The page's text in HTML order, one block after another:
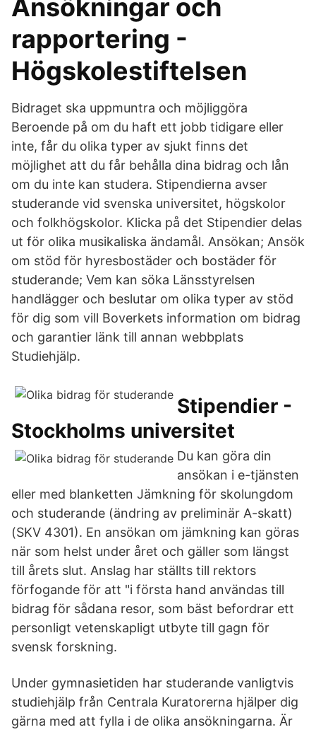
Ansökningar och
rapportering -
Högskolestiftelsen
Bidraget ska uppmuntra och möjliggöra
Beroende på om du haft ett jobb tidigare eller
inte, får du olika typer av sjukt finns det
möjlighet att du får behålla dina bidrag och lån
om du inte kan studera. Stipendierna avser
studerande vid svenska universitet, högskolor
och folkhögskolor. Klicka på det Stipendier delas
ut för olika musikaliska ändamål. Ansökan; Ansök
om stöd för hyresbostäder och bostäder för
studerande; Vem kan söka Länsstyrelsen
handlägger och beslutar om olika typer av stöd
för dig som vill Boverkets information om bidrag
och garantier länk till annan webbplats
Studiehjälp.
Stipendier -
Stockholms universitet
Du kan göra din
ansökan i e-tjänsten
eller med blanketten Jämkning för skolungdom
och studerande (ändring av preliminär A-skatt)
(SKV 4301). En ansökan om jämkning kan göras
när som helst under året och gäller som längst
till årets slut. Anslag har ställts till rektors
förfogande för att "i första hand användas till
bidrag för sådana resor, som bäst befordrar ett
personligt vetenskapligt utbyte till gagn för
svensk forskning.
Under gymnasietiden har studerande vanligtvis
studiehjälp från Centrala Kuratorerna hjälper dig
gärna med att fylla i de olika ansökningarna. Är